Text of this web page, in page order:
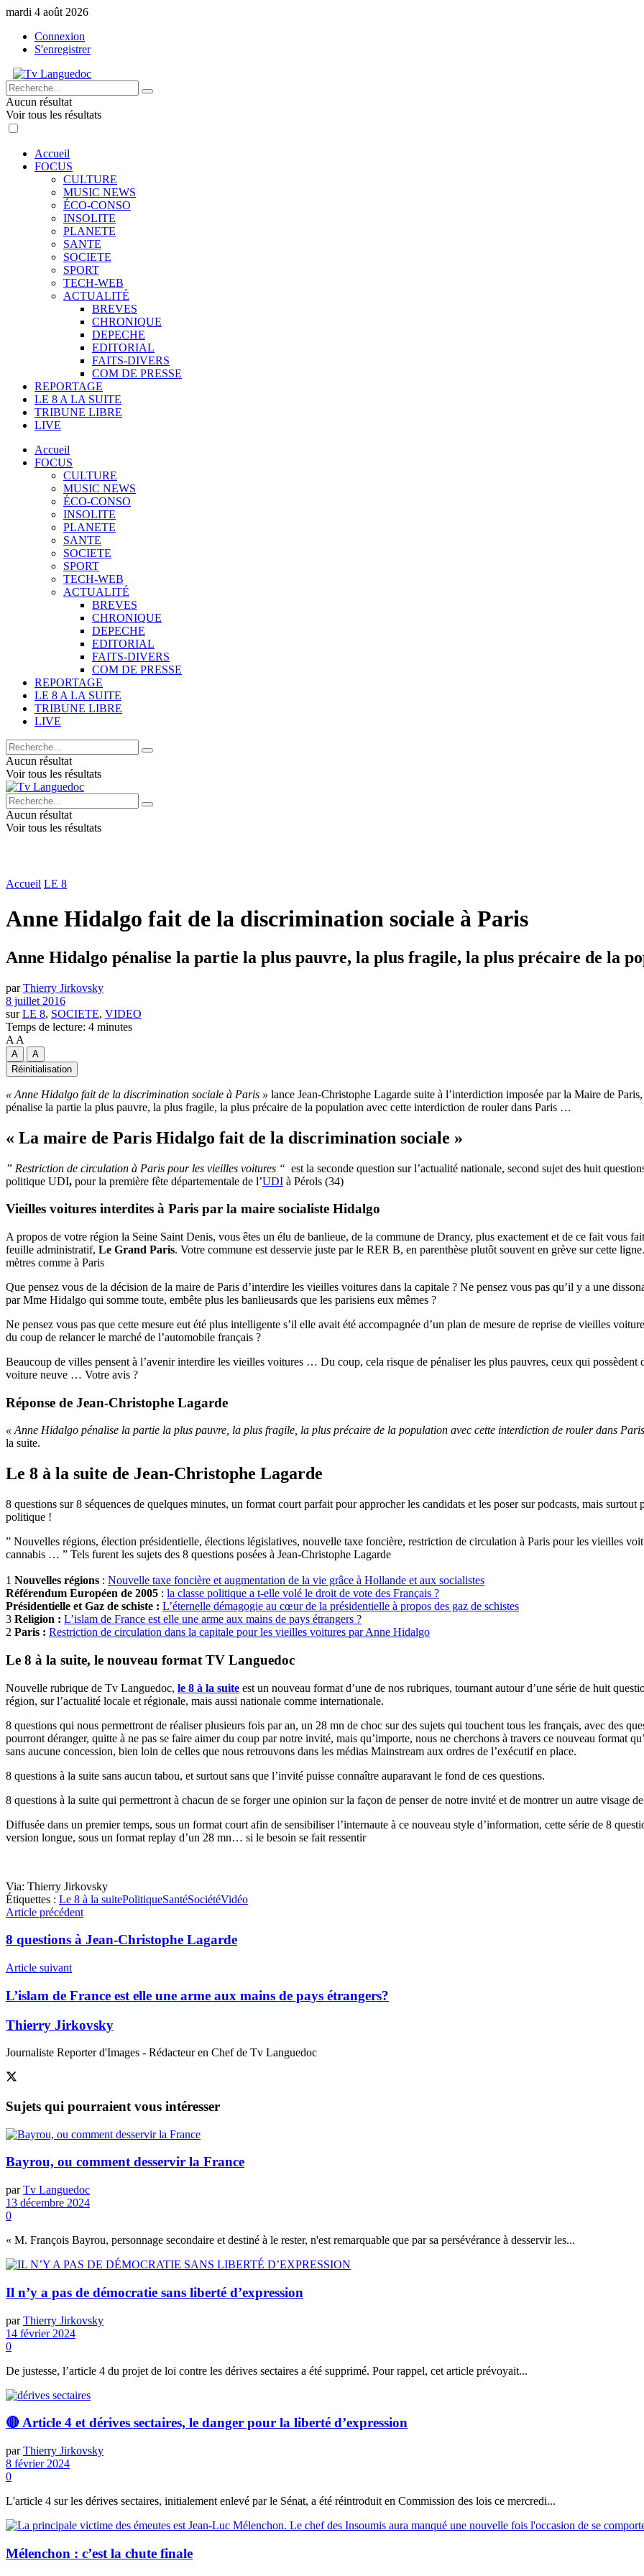
mardi 4 août 2026
Connexion
S'enregistrer
Aucun résultat
Voir tous les résultats
Accueil
FOCUS
CULTURE
MUSIC NEWS
ÉCO-CONSO
INSOLITE
PLANETE
SANTE
SOCIETE
SPORT
TECH-WEB
ACTUALITÉ
BREVES
CHRONIQUE
DEPECHE
EDITORIAL
FAITS-DIVERS
COM DE PRESSE
REPORTAGE
LE 8 A LA SUITE
TRIBUNE LIBRE
LIVE
Accueil
FOCUS
CULTURE
MUSIC NEWS
ÉCO-CONSO
INSOLITE
PLANETE
SANTE
SOCIETE
SPORT
TECH-WEB
ACTUALITÉ
BREVES
CHRONIQUE
DEPECHE
EDITORIAL
FAITS-DIVERS
COM DE PRESSE
REPORTAGE
LE 8 A LA SUITE
TRIBUNE LIBRE
LIVE
Aucun résultat
Voir tous les résultats
Aucun résultat
Voir tous les résultats
Accueil LE 8
Anne Hidalgo fait de la discrimination sociale à Paris
Anne Hidalgo pénalise la partie la plus pauvre, la plus fragile, la plus précaire de la
par Thierry Jirkovsky
8 juillet 2016
sur LE 8, SOCIETE, VIDEO
Temps de lecture: 4 minutes
A A
A
A
Réinitialisation
« Anne Hidalgo fait de la discrimination sociale à Paris » lance Jean-Christophe Lagarde suite à l’interdiction imposée par la Maire de
pénalise la partie la plus pauvre, la plus fragile, la plus précaire de la population avec cette interdiction de rouler dans Paris …
« La maire de Paris Hidalgo fait de la discrimination sociale »
” Restriction de circulation à Paris pour les vieilles voitures “ est la seconde question sur l’actualité nationale, second sujet des huit
politique UDI, pour la première fête départementale de l’UDI à Pérols (34)
Vieilles voitures interdites à Paris par la maire socialiste Hidalgo
A propos de votre région la Seine Saint Denis, vous êtes un élu de banlieue, de la commune de Drancy, plus exactement et de ce fait vous
feuille administratif, Le Grand Paris. Votre commune est desservie juste par le RER B, en parenthèse plutôt souvent en grève sur cette
mètres comme à Paris
Que pensez vous de la décision de la maire de Paris d’interdire les vieilles voitures dans la capitale ? Ne pensez vous pas qu’il y a une
par Mme Hidalgo qui somme toute, embête plus les banlieusards que les parisiens eux mêmes ?
Ne pensez vous pas que cette mesure eut été plus intelligente s’il elle avait été accompagnée d’un plan de mesure de reprise de vieilles
du coup de relancer le marché de l’automobile français ?
Beaucoup de villes pensent à l’avenir interdire les vieilles voitures … Du coup, cela risque de pénaliser les plus pauvres, ceux qui possèdent
voiture neuve … Votre avis ?
Réponse de Jean-Christophe Lagarde
« Anne Hidalgo pénalise la partie la plus pauvre, la plus fragile, la plus précaire de la population avec cette interdiction de rouler dans
la suite.
Le 8 à la suite de Jean-Christophe Lagarde
8 questions sur 8 séquences de quelques minutes, un format court parfait pour approcher les candidats et les poser sur podcasts, mais
politique !
” Nouvelles régions, élection présidentielle, élections législatives, nouvelle taxe foncière, restriction de circulation à Paris pour les vieilles
cannabis … ” Tels furent les sujets des 8 questions posées à Jean-Christophe Lagarde
1 Nouvelles régions : Nouvelle taxe foncière et augmentation de la vie grâce à Hollande et aux socialistes
Référendum Européen de 2005 : la classe politique a t-elle volé le droit de vote des Français ?
Présidentielle et Gaz de schiste : L’éternelle démagogie au cœur de la présidentielle à propos des gaz de schistes
3 Religion : L’islam de France est elle une arme aux mains de pays étrangers ?
2 Paris : Restriction de circulation dans la capitale pour les vieilles voitures par Anne Hidalgo
Le 8 à la suite, le nouveau format TV Languedoc
Nouvelle rubrique de Tv Languedoc, le 8 à la suite est un nouveau format d’une de nos rubriques, tournant autour d’une série de huit
région, sur l’actualité locale et régionale, mais aussi nationale comme internationale.
8 questions qui nous permettront de réaliser plusieurs fois par an, un 28 mn de choc sur des sujets qui touchent tous les français, avec des
pourront déranger, quitte à ne pas se faire aimer du coup par notre invité, mais qu’importe, nous ne cherchons à travers ce nouveau format
sans aucune concession, bien loin de celles que nous retrouvons dans les médias Mainstream aux ordres de l’exécutif en place.
8 questions à la suite sans aucun tabou, et surtout sans que l’invité puisse connaître auparavant le fond de ces questions.
8 questions à la suite qui permettront à chacun de se forger une opinion sur la façon de penser de notre invité et de montrer un autre visage
Diffusée dans un premier temps, sous un format court afin de sensibiliser l’internaute à ce nouveau style d’information, cette série de 8
version longue, sous un format replay d’un 28 mn… si le besoin se fait ressentir
Via: Thierry Jirkovsky
Étiquettes : Le 8 à la suitePolitiqueSantéSociétéVidéo
Article précédent
8 questions à Jean-Christophe Lagarde
Article suivant
L’islam de France est elle une arme aux mains de pays étrangers?
Thierry Jirkovsky
Journaliste Reporter d'Images - Rédacteur en Chef de Tv Languedoc
Sujets qui pourraient vous intéresser
Bayrou, ou comment desservir la France
par Tv Languedoc
13 décembre 2024
0
« M. François Bayrou, personnage secondaire et destiné à le rester, n'est remarquable que par sa persévérance à desservir les...
Il n’y a pas de démocratie sans liberté d’expression
par Thierry Jirkovsky
14 février 2024
0
De justesse, l’article 4 du projet de loi contre les dérives sectaires a été supprimé. Pour rappel, cet article prévoyait...
🔴 Article 4 et dérives sectaires, le danger pour la liberté d’expression
par Thierry Jirkovsky
8 février 2024
0
L'article 4 sur les dérives sectaires, initialement enlevé par le Sénat, a été réintroduit en Commission des lois ce mercredi...
Mélenchon : c’est la chute finale